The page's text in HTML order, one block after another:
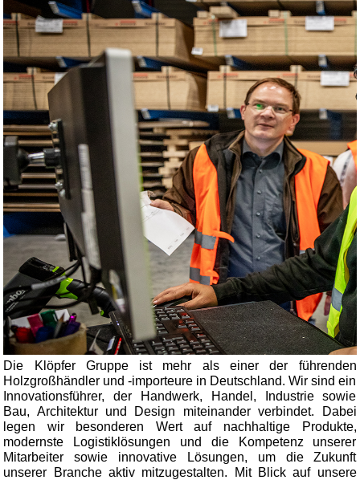
Die Klöpfer Gruppe ist mehr als einer der führenden
Holzgroßhändler und -importeure in Deutschland. Wir sind ein
Innovationsführer, der Handwerk, Handel, Industrie sowie
Bau, Architektur und Design miteinander verbindet. Dabei
legen wir besonderen Wert auf nachhaltige Produkte,
modernste Logistiklösungen und die Kompetenz unserer
Mitarbeiter sowie innovative Lösungen, um die Zukunft
unserer Branche aktiv mitzugestalten. Mit Blick auf unsere